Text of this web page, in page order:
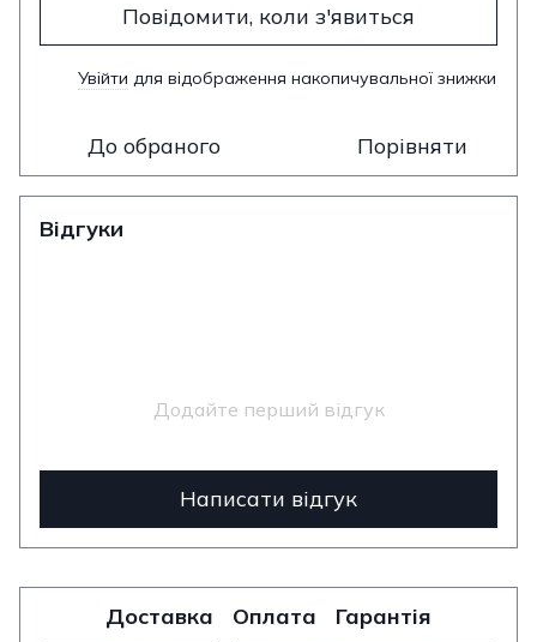
Повідомити, коли з'явиться
Увійти для відображення накопичувальної знижки
До обраного Порівняти
Відгуки
Додайте перший відгук
Написати відгук
Доставка Оплата Гарантія